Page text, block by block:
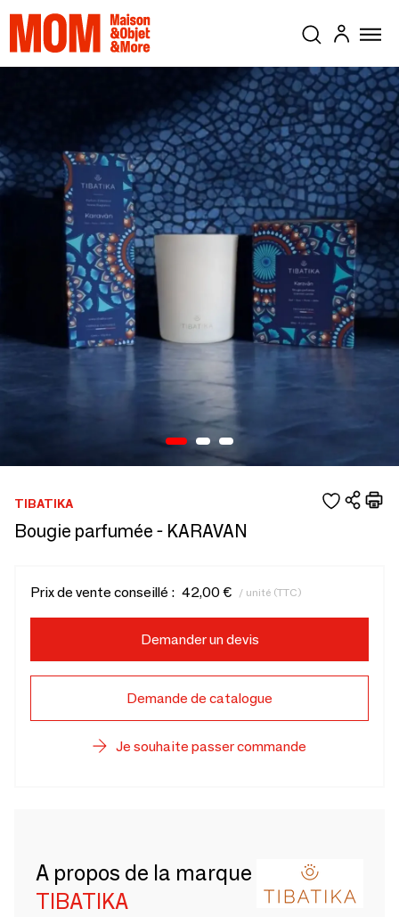
TIBATIKA
Bougie parfumée - KARAVAN
Prix de vente conseillé : 42,00 € / unité (TTC)
Demander un devis
Demande de catalogue
Je souhaite passer commande
A propos de la marque
TIBATIKA